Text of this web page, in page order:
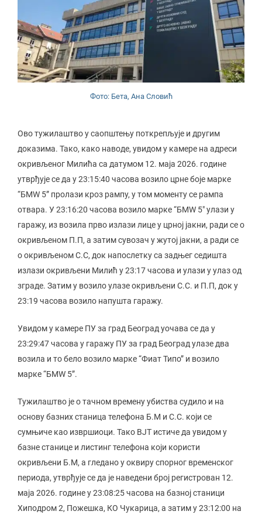
Фото: Бета, Ана Словић
Ово тужилаштво у саопштењу поткрепљује и другим
доказима. Тако, како наводе, увидом у камере на адреси
окривљеног Милића са датумом 12. маја 2026. године
утврђује се да у 23:15:40 часова возило црне боје марке
“БМW 5” пролази кроз рампу, у том моменту се рампа
отвара. У 23:16:20 часова возило марке “БМW 5″ улази у
гаражу, из возила прво излази лице у црној јакни, ради се о
окривљеном П.П, а затим сувозач у жутој јакни, а ради се
о окривљеном С.С, док напослетку са задњег седишта
излази окривљени Милић у 23:17 часова и улази у улаз од
зграде. Затим у возило улазе окривљени С.С. и П.П, док у
23:19 часова возило напушта гаражу.
Увидом у камере ПУ за град Београд уочава се да у
23:29:47 часова у гаражу ПУ за град Београд улазе два
возила и то бело возило марке “Фиат Типо” и возило
марке “БМW 5”.
Тужилаштво је о тачном времену убиства судило и на
основу базних станица телефона Б.М и С.С. који се
сумњиче као извршиоци. Тако ВЈТ истиче да увидом у
базне станице и листинг телефона који користи
окривљени Б.М, а гледано у оквиру спорног временског
периода, утврђује се да је наведени број регистрован 12.
маја 2026. године у 23:08:25 часова на базној станици
Хиподром 2, Пожешка, КО Чукарица, а затим у 23:12:00 на